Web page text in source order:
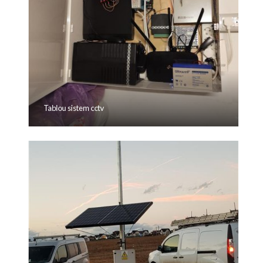
Tablou sistem cctv